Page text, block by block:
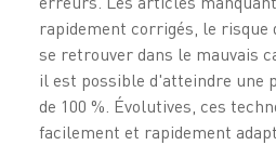
rapidement corrigés, le risque
se retrouver dans le mauvais
il est possible d'atteindre une
de 100 %. Évolutives, ces
facilement et rapidement